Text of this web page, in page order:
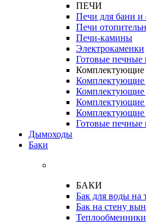
ПЕЧИ
Печи для бани и
Печи
Печи-камины
Электрокаменки
Готовые печные
Комплектующие
Комплектующие
Комплектующие
Комплектующие
Комплектующие
Готовые печные
Дымоходы
Баки
БАКИ
Бак для воды на
Бак на стену
Теплообменники